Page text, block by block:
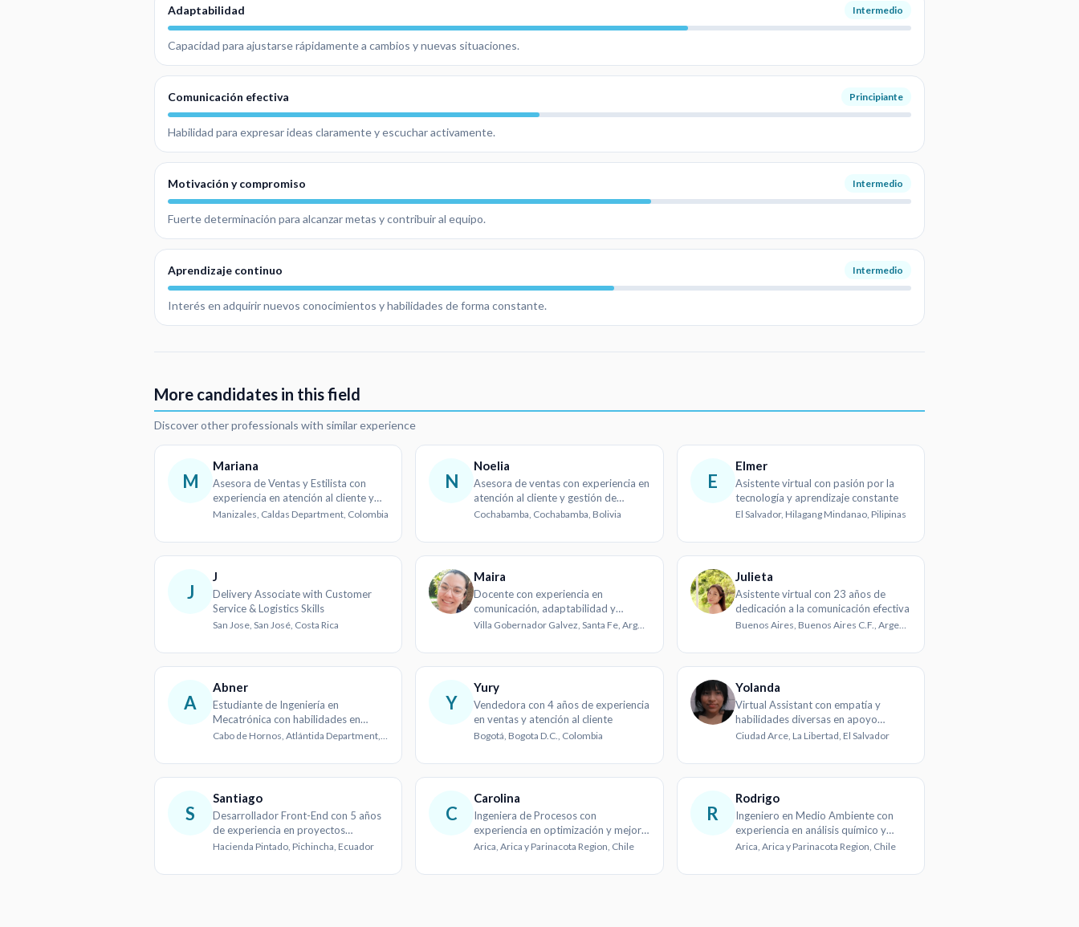
Adaptabilidad Intermedio
Capacidad para ajustarse rápidamente a cambios y nuevas situaciones.
Comunicación efectiva Principiante
Habilidad para expresar ideas claramente y escuchar activamente.
Motivación y compromiso Intermedio
Fuerte determinación para alcanzar metas y contribuir al equipo.
Aprendizaje continuo Intermedio
Interés en adquirir nuevos conocimientos y habilidades de forma constante.
More candidates in this field
Discover other professionals with similar experience
M
Mariana
Asesora de Ventas y Estilista con
experiencia en atención al cliente y
estética
Manizales, Caldas Department, Colombia
N
Noelia
Asesora de ventas con experiencia en
atención al cliente y gestión de
pedidos
Cochabamba, Cochabamba, Bolivia
E
Elmer
Asistente virtual con pasión por la
tecnología y aprendizaje constante
El Salvador, Hilagang Mindanao, Pilipinas
J
J
Delivery Associate with Customer
Service & Logistics Skills
San Jose, San José, Costa Rica
Maira
Docente con experiencia en
comunicación, adaptabilidad y
resolución de problemas
Villa Gobernador Galvez, Santa Fe, Argentina
Julieta
Asistente virtual con 23 años de
dedicación a la comunicación efectiva
Buenos Aires, Buenos Aires C.F., Argentina
A
Abner
Estudiante de Ingeniería en
Mecatrónica con habilidades en
sistemas de control y programación Cabo de Hornos, Atlántida Department, Honduras
Y
Yury
Vendedora con 4 años de experiencia
en ventas y atención al cliente
Bogotá, Bogota D.C., Colombia
Yolanda
Virtual Assistant con empatía y
habilidades diversas en apoyo
administrativo
Ciudad Arce, La Libertad, El Salvador
S
Santiago
Desarrollador Front-End con 5 años
de experiencia en proyectos
innovadores
Hacienda Pintado, Pichincha, Ecuador
C
Carolina
Ingeniera de Procesos con
experiencia en optimización y mejora
continua en la industria minera y de
Arica, Arica y Parinacota Region, Chile
R
Rodrigo
Ingeniero en Medio Ambiente con
experiencia en análisis químico y
evaluación ambiental
Arica, Arica y Parinacota Region, Chile